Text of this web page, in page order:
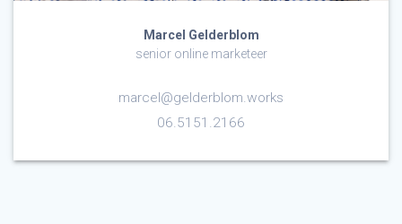
Marcel Gelderblom
senior online marketeer
marcel@gelderblom.works
06.5151.2166